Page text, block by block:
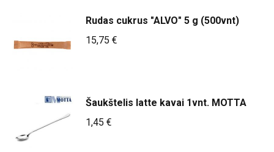
Rudas cukrus "ALVO" 5 g (500vnt)
15,75 €
Šaukštelis latte kavai 1vnt. MOTTA
1,45 €